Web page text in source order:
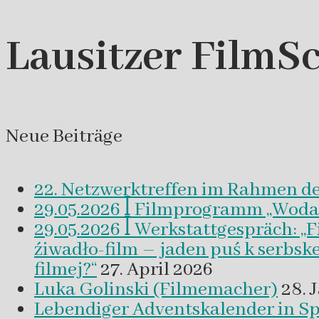
Lausitzer
Neue Beiträge
22. Netzwerktreffen im Rahmen
29.05.2026 ꟾ Filmprogramm
29.05.2026 ꟾ Werkstattgespräch:
źiwadło-film – jaden puś k
filmej?“27. April 2026
Luka Golinski (Filmemacher)28.
Lebendiger Adventskalender in